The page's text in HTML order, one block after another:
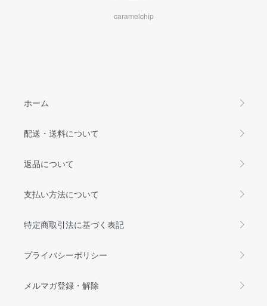
caramelchip
ホーム
配送・送料について
返品について
支払い方法について
特定商取引法に基づく表記
プライバシーポリシー
メルマガ登録・解除